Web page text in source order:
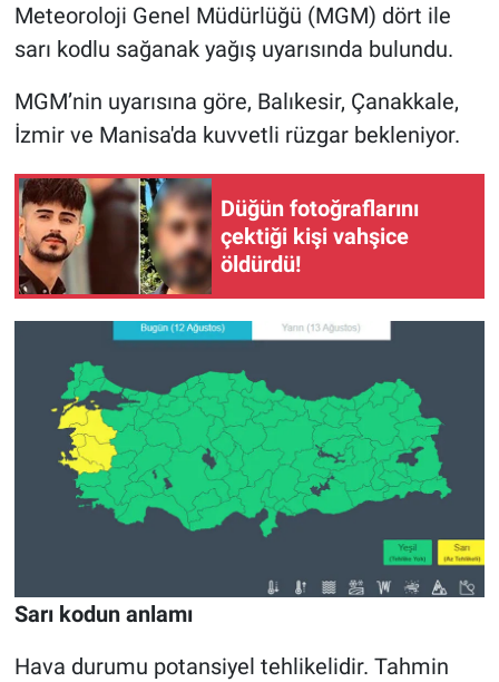
Meteoroloji Genel Müdürlüğü (MGM) dört ile
sarı kodlu sağanak yağış uyarısında bulundu.
MGM’nin uyarısına göre, Balıkesir, Çanakkale,
İzmir ve Manisa'da kuvvetli rüzgar bekleniyor.
Düğün fotoğraflarını
çektiği kişi vahşice
öldürdü!
Sarı kodun anlamı
Hava durumu potansiyel tehlikelidir. Tahmin
Gün Bitiyor
Gündem Özel
Günün görüntüsü
Haber
İlan
Kimdir
Koronavirüs
Kültür Sanat
Ne demişti